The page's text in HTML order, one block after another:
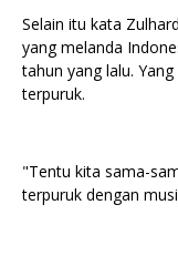
Selain itu kata
yang melanda
tahun yang lalu.
terpuruk.
"Tentu kita sama-
terpuruk dengan